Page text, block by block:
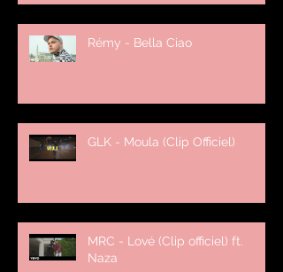
Rémy - Bella Ciao
GLK - Moula (Clip Officiel)
MRC - Lové (Clip officiel) ft.
Naza